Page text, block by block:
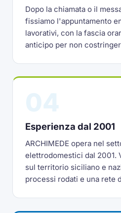
Dopo la chiamata o il
fissiamo l'appuntamento
lavorativi, con la fascia
anticipo per non
Esperienza dal 2001
ARCHIMEDE opera nel
elettrodomestici dal 2001.
sul territorio siciliano e
processi rodati e una rete